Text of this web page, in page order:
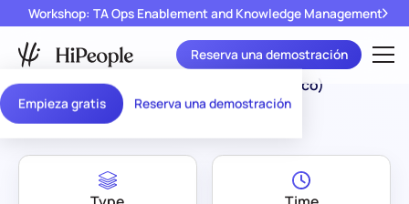
Empieza gratis Reserva una demostración
Workshop: TA Ops Enablement and Knowledge Management
Reserva una demostración
Assessment Library Microsoft Word (Básico)